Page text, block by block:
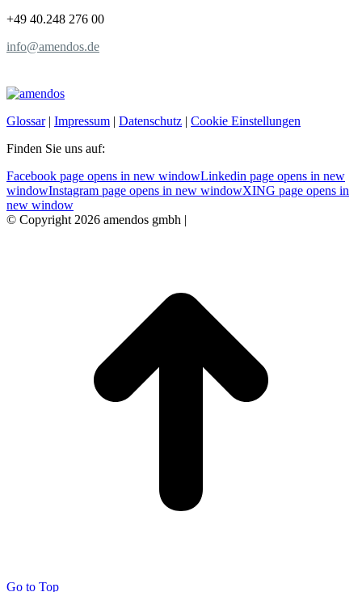
+49 40.248 276 00
info@amendos.de
Glossar| Impressum | Datenschutz | Cookie Einstellungen
Finden Sie uns auf:
Facebook page opens in new windowLinkedin page opens in new
windowInstagram page opens in new windowXING page opens in
new window
© Copyright 2026 amendos gmbh |
Go to Top